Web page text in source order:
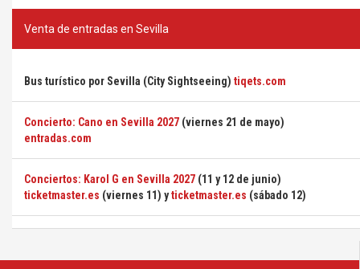
Venta de entradas en Sevilla
Bus turístico por Sevilla (City Sightseeing) tiqets.com
Concierto: Cano en Sevilla 2027 (viernes 21 de mayo)
entradas.com
Conciertos: Karol G en Sevilla 2027 (11 y 12 de junio)
ticketmaster.es (viernes 11) yticketmaster.es (sábado 12)